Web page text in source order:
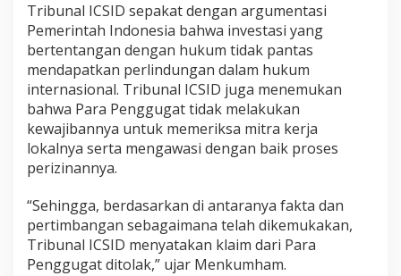
Tribunal ICSID sepakat dengan argumentasi
Pemerintah Indonesia bahwa investasi yang
bertentangan dengan hukum tidak pantas
mendapatkan perlindungan dalam hukum
internasional. Tribunal ICSID juga menemukan
bahwa Para Penggugat tidak melakukan
kewajibannya untuk memeriksa mitra kerja
lokalnya serta mengawasi dengan baik proses
perizinannya.
“Sehingga, berdasarkan di antaranya fakta dan
pertimbangan sebagaimana telah dikemukakan,
Tribunal ICSID menyatakan klaim dari Para
Penggugat ditolak,” ujar Menkumham.